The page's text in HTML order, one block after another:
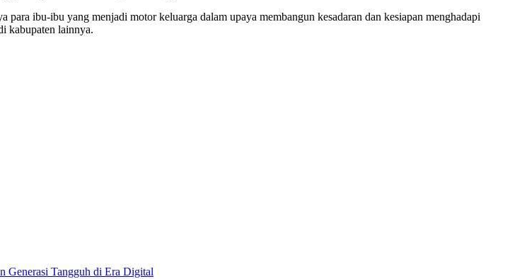
ibu-ibu yang menjadi motor keluarga dalam upaya membangun kesadaran dan kesiapan menghadapi
kabupaten lainnya.
Generasi Tangguh di Era Digital